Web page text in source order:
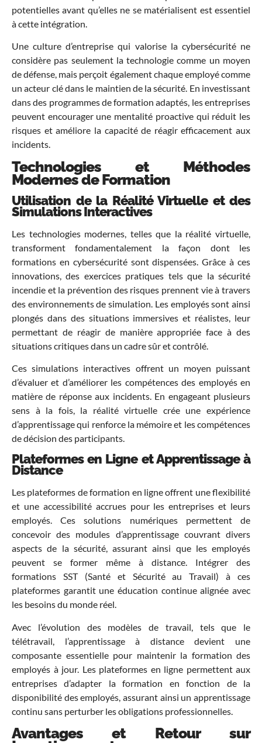
potentielles avant qu’elles ne se matérialisent est essentiel
à cette intégration.
Une culture d’entreprise qui valorise la cybersécurité ne
considère pas seulement la technologie comme un moyen
de défense, mais perçoit également chaque employé comme
un acteur clé dans le maintien de la sécurité. En investissant
dans des programmes de formation adaptés, les entreprises
peuvent encourager une mentalité proactive qui réduit les
risques et améliore la capacité de réagir efficacement aux
incidents.
Technologies et Méthodes
Modernes de Formation
Utilisation de la Réalité Virtuelle et des
Simulations Interactives
Les technologies modernes, telles que la réalité virtuelle,
transforment fondamentalement la façon dont les
formations en cybersécurité sont dispensées. Grâce à ces
innovations, des exercices pratiques tels que la sécurité
incendie et la prévention des risques prennent vie à travers
des environnements de simulation. Les employés sont ainsi
plongés dans des situations immersives et réalistes, leur
permettant de réagir de manière appropriée face à des
situations critiques dans un cadre sûr et contrôlé.
Ces simulations interactives offrent un moyen puissant
d’évaluer et d’améliorer les compétences des employés en
matière de réponse aux incidents. En engageant plusieurs
sens à la fois, la réalité virtuelle crée une expérience
d’apprentissage qui renforce la mémoire et les compétences
de décision des participants.
Plateformes en Ligne et Apprentissage à
Distance
Les plateformes de formation en ligne offrent une flexibilité
et une accessibilité accrues pour les entreprises et leurs
employés. Ces solutions numériques permettent de
concevoir des modules d’apprentissage couvrant divers
aspects de la sécurité, assurant ainsi que les employés
peuvent se former même à distance. Intégrer des
formations SST (Santé et Sécurité au Travail) à ces
plateformes garantit une éducation continue alignée avec
les besoins du monde réel.
Avec l’évolution des modèles de travail, tels que le
télétravail, l’apprentissage à distance devient une
composante essentielle pour maintenir la formation des
employés à jour. Les plateformes en ligne permettent aux
entreprises d’adapter la formation en fonction de la
disponibilité des employés, assurant ainsi un apprentissage
continu sans perturber les obligations professionnelles.
Avantages et Retour sur